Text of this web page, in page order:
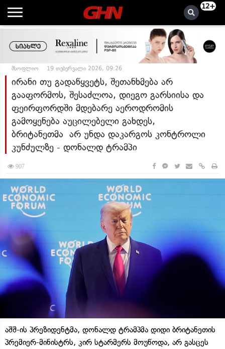
12+
მსოფლიო 19 თებერვალი 2026, 09:26
ირანი თუ გადაწყვეტს, შეთანხმება არ
გააფორმოს, შესაძლოა, დიეგო გარსიისა და
ფეირფორდში მდებარე აეროდრომის
გამოყენება აუცილებელი გახდეს,
ბრიტანეთმა არ უნდა დაკარგოს კონტროლი
კუნძულზე - დონალდ ტრამპი
907
აშშ-ის პრეზიდენტმა, დონალდ ტრამპმა დიდი ბრიტანეთის
პრემიერ-მინისტრს, კირ სტარმერს მოუწოდა, არ გასცეს